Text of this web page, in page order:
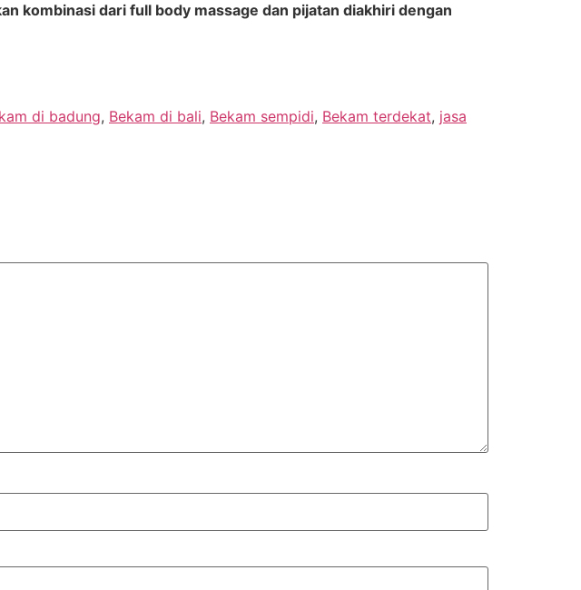
kombinasi dari full body massage dan pijatan diakhiri dengan
di badung, Bekam di bali, Bekam sempidi, Bekam terdekat, jasa